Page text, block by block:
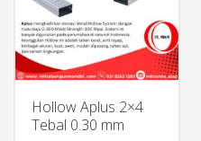
Hollow Aplus 2×4
Tebal 0.30 mm